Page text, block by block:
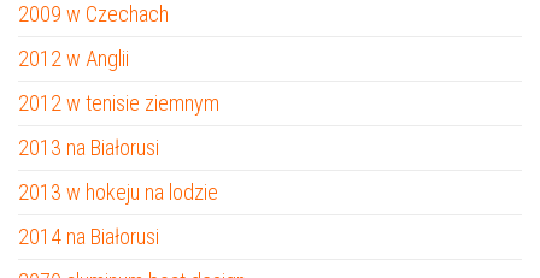
2009 w Czechach
2012 w Anglii
2012 w tenisie ziemnym
2013 na Białorusi
2013 w hokeju na lodzie
2014 na Białorusi